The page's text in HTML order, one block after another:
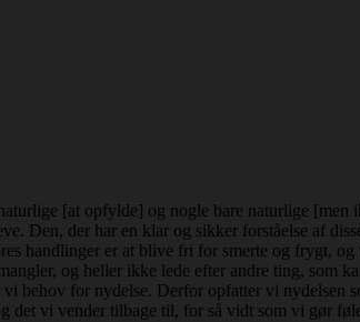
[at opfylde] og nogle bare naturlige
Den, der har en klar og sikker forståelse af
handlinger er at blive fri for smerte og frygt,
og heller ikke lede efter andre ting, som
behov for nydelse. Derfor opfatter vi nydelsen
det vi vender tilbage til, for så vidt som vi gør